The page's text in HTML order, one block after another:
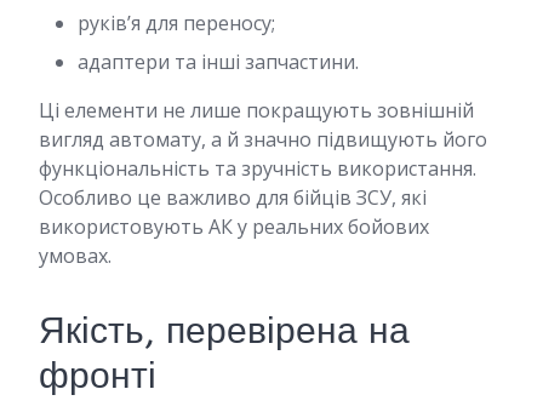
руків’я для переносу;
адаптери та інші запчастини.
Ці елементи не лише покращують зовнішній
вигляд автомату, а й значно підвищують його
функціональність та зручність використання.
Особливо це важливо для бійців ЗСУ, які
використовують АК у реальних бойових
умовах.
Якість, перевірена на
фронті